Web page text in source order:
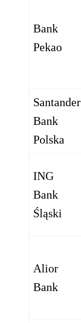
Bank
Pekao
Santander
Bank
Polska
ING
Bank
Śląski
Alior
Bank